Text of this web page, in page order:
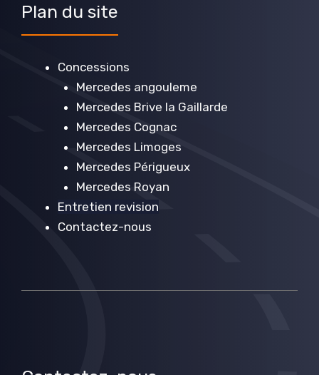
Plan du site
Concessions
Mercedes angouleme
Mercedes Brive la Gaillarde
Mercedes Cognac
Mercedes Limoges
Mercedes Périgueux
Mercedes Royan
Entretien revision
Contactez-nous